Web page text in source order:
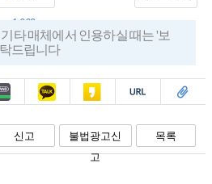
1,660
타 매체에서 인용하실 때는 '보
드립니다
드 카톡 카스 복사 스크랩
신고
불법광고신
고
목록